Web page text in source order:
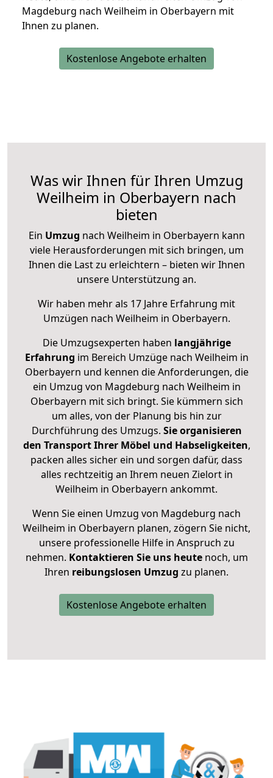
Magdeburg nach Weilheim in Oberbayern mit
Ihnen zu planen.
Kostenlose Angebote erhalten
Was wir Ihnen für Ihren Umzug
Weilheim in Oberbayern nach
bieten
Ein Umzug nach Weilheim in Oberbayern kann
viele Herausforderungen mit sich bringen, um
Ihnen die Last zu erleichtern – bieten wir Ihnen
unsere Unterstützung an.
Wir haben mehr als 17 Jahre Erfahrung mit
Umzügen nach Weilheim in Oberbayern.
Die Umzugsexperten haben langjährige
Erfahrung im Bereich Umzüge nach Weilheim in
Oberbayern und kennen die Anforderungen, die
ein Umzug von Magdeburg nach Weilheim in
Oberbayern mit sich bringt. Sie kümmern sich
um alles, von der Planung bis hin zur
Durchführung des Umzugs. Sie organisieren
den Transport Ihrer Möbel und Habseligkeiten,
packen alles sicher ein und sorgen dafür, dass
alles rechtzeitig an Ihrem neuen Zielort in
Weilheim in Oberbayern ankommt.
Wenn Sie einen Umzug von Magdeburg nach
Weilheim in Oberbayern planen, zögern Sie nicht,
unsere professionelle Hilfe in Anspruch zu
nehmen. Kontaktieren Sie uns heutenoch, um
Ihren reibungslosen Umzug zu planen.
Kostenlose Angebote erhalten